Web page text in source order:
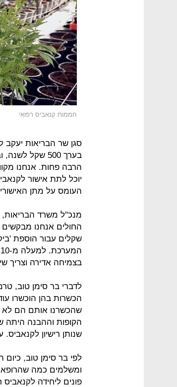
חממות קנאביס רפואי
סגן שר הבריאות יעקב
בערך 500 שקל
הרבה פחות. אנחנו
יוכל לתת אישור
העומס על מתן
מנכ"ל משרד הבריאות,
שקלים עבור הוספת
בצמיחה אדירה וצריך
שהכשרנו אותם הם לא
הקופות וההבנה היתה
שנותן רישיון לקנאביס.
לפי בר סימן טוב,
פונים ליחידה